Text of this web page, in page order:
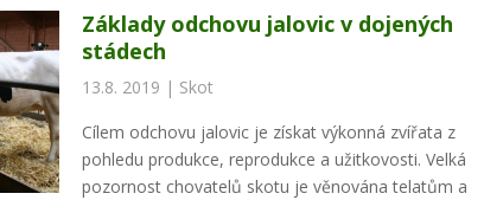
Základy odchovu jalovic v dojených
stádech
13.8. 2019 | Skot
Cílem odchovu jalovic je získat výkonná zvířata z
pohledu produkce, reprodukce a užitkovosti. Velká
pozornost chovatelů skotu je věnována telatům a